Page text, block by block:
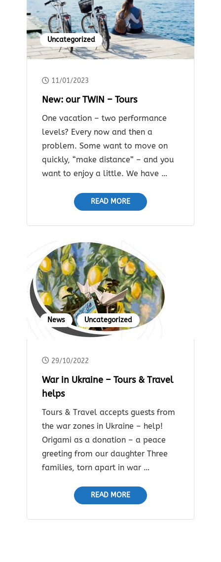
Uncategorized
11/01/2023
New: our TWIN – Tours
One vacation – two performance
levels? Every now and then a
problem. Some want to move on
quickly, “make distance” – and you
want to enjoy a little. We have …
READ MORE
News Uncategorized
29/10/2022
War in Ukraine – Tours & Travel
helps
Tours & Travel accepts guests from
the war zones in Ukraine – help!
Origami as a donation – a peace
greeting from our daughter Three
families, torn apart in war …
READ MORE